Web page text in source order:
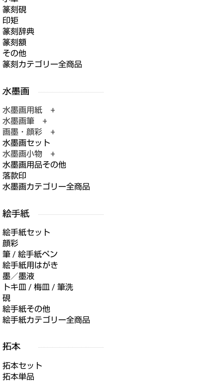
篆刻硯
印矩
篆刻辞典
篆刻額
その他
篆刻カテゴリー全商品
水墨画用紙 +
水墨画筆 +
画墨・顔彩 +
水墨画セット
水墨画小物 +
水墨画用品その他
落款印
水墨画カテゴリー全商品
絵手紙セット
顔彩
筆 / 絵手紙ペン
絵手紙用はがき
墨／墨液
トキ皿 / 梅皿 / 筆洗
硯
絵手紙その他
絵手紙カテゴリー全商品
拓本セット
拓本単品